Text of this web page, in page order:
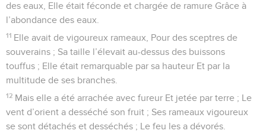
des eaux, Elle était féconde et chargée de ramure Grâce à
l’abondance des eaux.
11 Elle avait de vigoureux rameaux, Pour des sceptres de
souverains ; Sa taille l’élevait au-dessus des buissons
touffus ; Elle était remarquable par sa hauteur Et par la
multitude de ses branches.
12 Mais elle a été arrachée avec fureur Et jetée par terre ; Le
vent d’orient a desséché son fruit ; Ses rameaux vigoureux
se sont détachés et desséchés ; Le feu les a dévorés.